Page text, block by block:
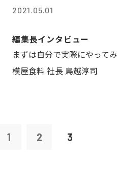
2021.05.01
編集長インタビュー
まずは自分で実際にやっ
模屋食料 社長 鳥越淳司
1 2 3